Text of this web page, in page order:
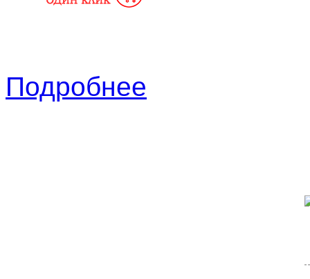
Подробнее